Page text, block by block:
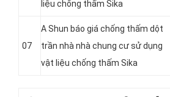
liệu chống thấm Sika
07
A Shun báo giá chống thấm dột
trần nhà nhà chung cư sử dụng
vật liệu chống thấm Sika